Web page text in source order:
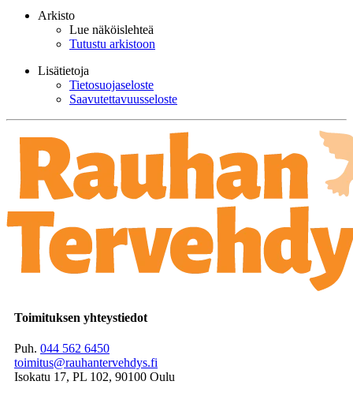
Arkisto
Lue näköislehteä
Tutustu arkistoon
Lisätietoja
Tietosuojaseloste
Saavutettavuusseloste
Toimituksen yhteystiedot
Puh. 044 562 6450
toimitus@rauhantervehdys.fi
Isokatu 17, PL 102, 90100 Oulu